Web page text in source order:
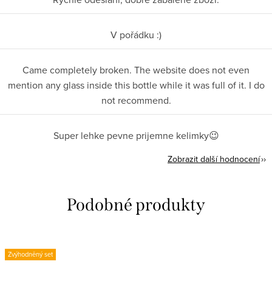
V pořádku :)
Came completely broken. The website does not even
mention any glass inside this bottle while it was full of it. I do
not recommend.
Super lehke pevne prijemne kelimky😉
Zobrazit další hodnocení
Zvýhodněný set